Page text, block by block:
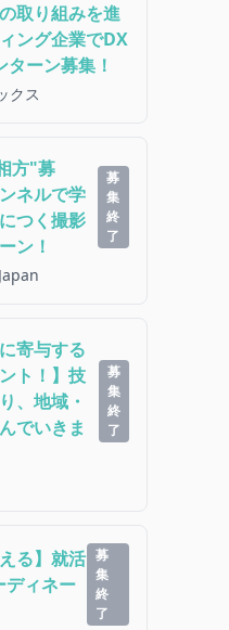
取り組みを進
ング企業でDX
ーン募集！
クス
方"募
ネルで学
つく撮影
ン！
募
集
終
了
寄与する
ト！】技
、地域・
でいきま
募
集
終
了
る】就活
ディネー
募
集
終
了